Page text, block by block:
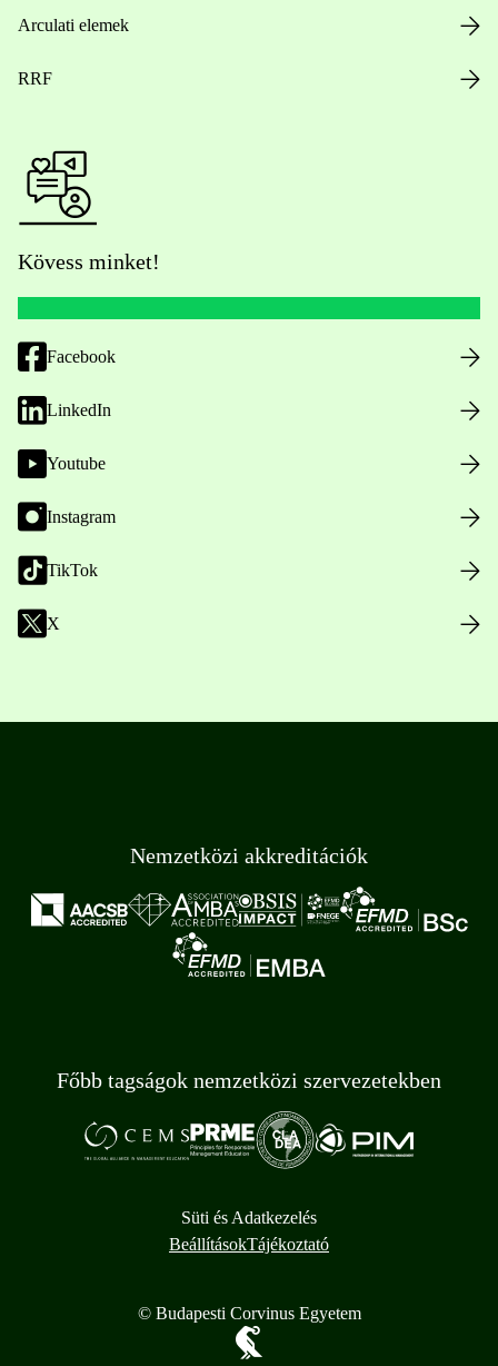
Arculati elemek
RRF
Kövess minket!
Facebook
LinkedIn
Youtube
Instagram
TikTok
X
Nemzetközi akkreditációk
Főbb tagságok nemzetközi szervezetekben
Süti és Adatkezelés
BeállításokTájékoztató
© Budapesti Corvinus Egyetem